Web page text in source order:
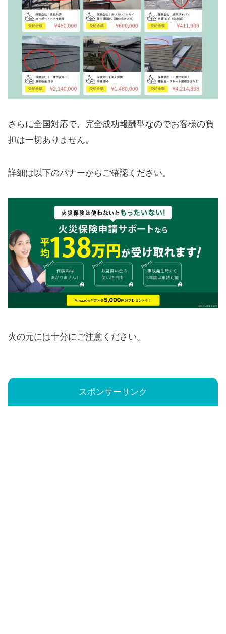
さらに全国対応で、完全成功報酬型なのでお客様の負
担は一切ありません。
詳細は以下のバナーからご確認ください。
火の元には十分にご注意ください。
スポンサーリンク